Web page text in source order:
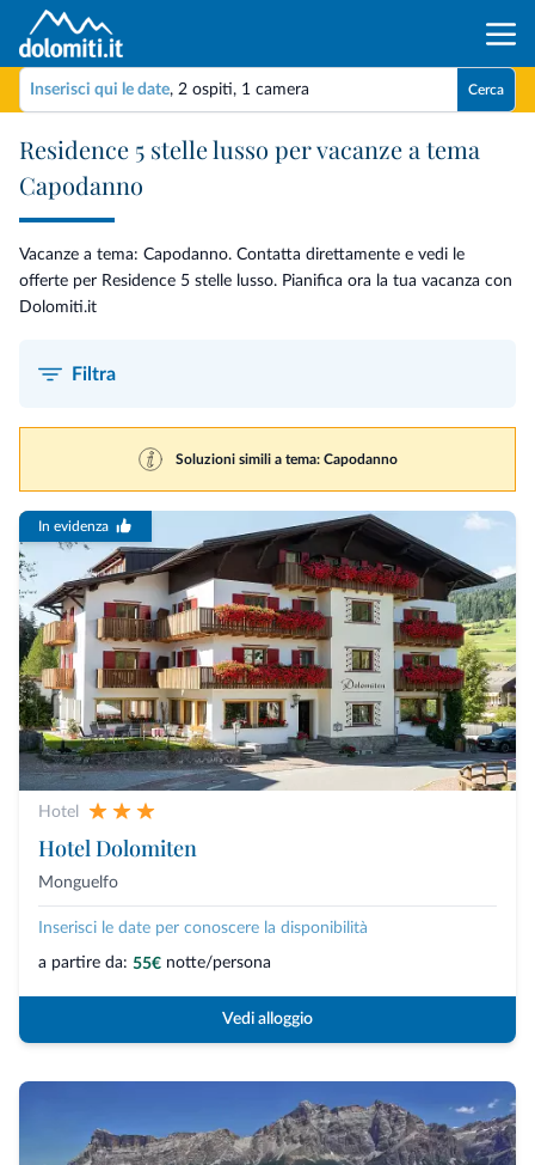
Inserisci qui le date, 2 ospiti, 1 camera Cerca
Residence 5 stelle lusso per vacanze a tema
Capodanno
Vacanze a tema: Capodanno. Contatta direttamente e vedi le
offerte per Residence 5 stelle lusso. Pianifica ora la tua vacanza con
Dolomiti.it
Filtra
Soluzioni simili a tema: Capodanno
In evidenza
Hotel
Hotel Dolomiten
Monguelfo
Inserisci le date per conoscere la disponibilità
a partire da: 55€ notte/persona
Vedi alloggio